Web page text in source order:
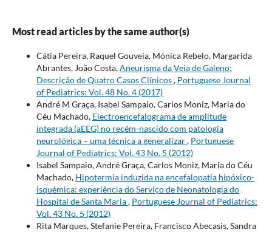
Most read articles by the same author(s)
Cátia Pereira, Raquel Gouveia, Mónica Rebelo, Margarida
Abrantes, João Costa,Aneurisma da Veia de Galeno:
Descrição de Quatro Casos Clínicos, Portuguese Journal
of Pediatrics: Vol. 48 No. 4 (2017)
André M Graça, Isabel Sampaio, Carlos Moniz, Maria do
Céu Machado, Electroencefalograma de amplitude
integrada (aEEG) no recém-nascido com patologia
neurológica – uma técnica a generalizar, Portuguese
Journal of Pediatrics: Vol. 43 No. 5 (2012)
Isabel Sampaio, André Graça, Carlos Moniz, Maria do Céu
Machado, Hipotermia induzida na encefalopatia hipóxico-
isquémica: experiência do Serviço de Neonatologia do
Hospital de Santa Maria, Portuguese Journal of Pediatrics:
Vol. 43 No. 5 (2012)
Rita Marques, Stefanie Pereira, Francisco Abecasis, Sandra